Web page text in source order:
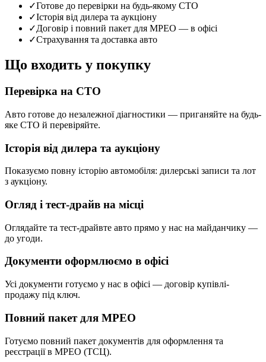
✓Готове до перевірки на будь-якому СТО
✓Історія від дилера та аукціону
✓Договір і повний пакет для МРЕО — в офісі
✓Страхування та доставка авто
Що входить у покупку
Перевірка на СТО
Авто готове до незалежної діагностики — приганяйте на будь-
яке СТО й перевіряйте.
Історія від дилера та аукціону
Показуємо повну історію автомобіля: дилерські записи та лот
з аукціону.
Огляд і тест-драйв на місці
Оглядайте та тест-драйвте авто прямо у нас на майданчику —
до угоди.
Документи оформлюємо в офісі
Усі документи готуємо у нас в офісі — договір купівлі-
продажу під ключ.
Повний пакет для МРЕО
Готуємо повний пакет документів для оформлення та
реєстрації в МРЕО (ТСЦ).